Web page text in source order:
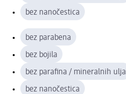
bez nanočestica
bez parabena
bez bojila
bez parafina / mineralnih ulja
bez nanočestica